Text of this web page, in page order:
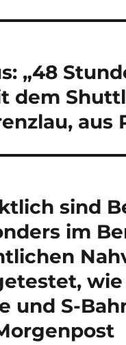
„48
dem
aus
sind
im
und S-